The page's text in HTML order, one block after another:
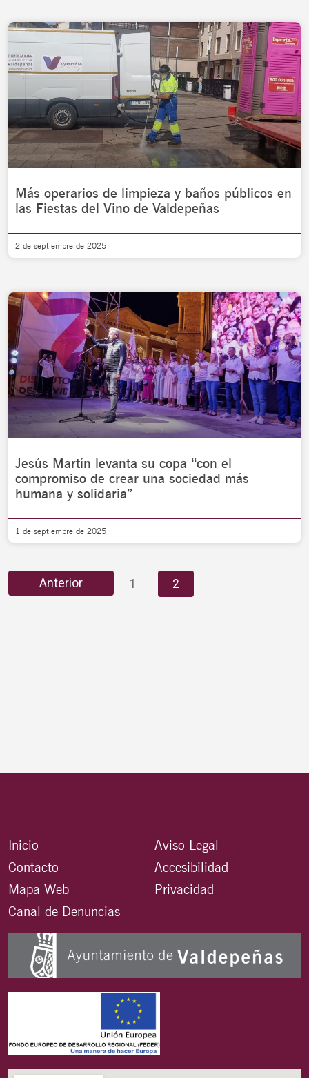
Más operarios de limpieza y baños públicos en
las Fiestas del Vino de Valdepeñas
2 de septiembre de 2025
Jesús Martín levanta su copa “con el
compromiso de crear una sociedad más
humana y solidaria”
1 de septiembre de 2025
Anterior 1 2
Inicio
Contacto
Mapa Web
Canal de Denuncias
Aviso Legal
Accesibilidad
Privacidad